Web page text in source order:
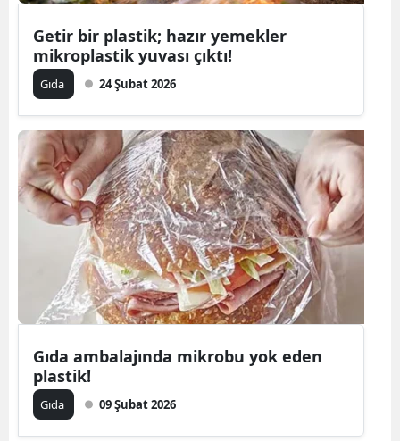
Getir bir plastik; hazır yemekler
mikroplastik yuvası çıktı!
Gıda 24 Şubat 2026
Gıda ambalajında mikrobu yok eden
plastik!
Gıda 09 Şubat 2026